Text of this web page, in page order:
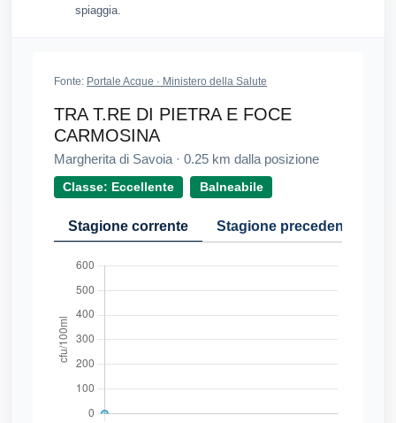
spiaggia.
Fonte: Portale Acque · Ministero della Salute
TRA T.RE DI PIETRA E FOCE
CARMOSINA
Margherita di Savoia · 0.25 km dalla posizione
Classe: Eccellente Balneabile
Stagione corrente Stagione precedente